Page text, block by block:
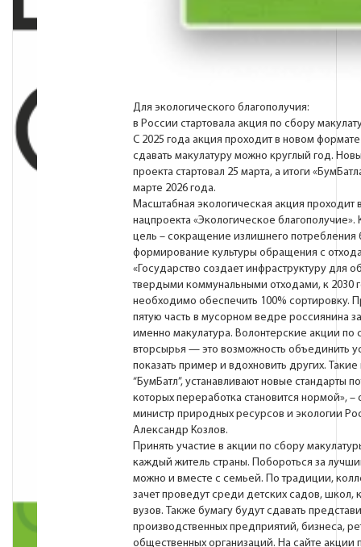
Для экологического благополучия:
в России стартовала акция по сбору
С 2025 года акция проходит в новом
сдавать макулатуру можно круглый год.
проекта стартовал 25 марта, а итоги
марте 2026 года.
Масштабная экологическая акция проходит
нацпроекта «Экологическое благополучие».
цель – сокращение излишнего потребления
формирование культуры обращения с
«Государство создает инфраструктуру для
твердыми коммунальными отходами, к 2030
необходимо обеспечить 100% сортировку.
пятую часть в мусорном ведре россиянина
именно макулатура. Волонтерские акции по
вторсырья — это возможность объединить
показать пример и вдохновить других. Такие
“БумБатл”, устанавливают новые стандарты
которых переработка становится нормой», –
министр природных ресурсов и экологии
Александр Козлов.
Принять участие в акции по сбору
каждый житель страны. Побороться за
можно и вместе с семьей. По традиции,
зачет проведут среди детских садов, школ,
вузов. Также бумагу будут сдавать
производственных предприятий, бизнеса,
общественных организаций. На сайте акции